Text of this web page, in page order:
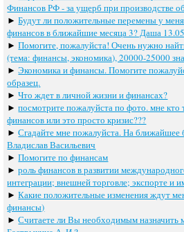
Финансов РФ - за ущерб при производстве
►Будут ли положительные перемены у
финансов в ближайшие месяца 3? Даша
►Помогите, пожалуйста! Очень нужно
(тема: финансы, экономика), 20000-25000
►Экономика и финансы. Помогите
образец.
►Что ждет в личной жизни и финансах?
►посмотрите пожалуйста по фото. мне кто
финансов или это просто кризис???
►Сгадайте мне пожалуйста. На
Владислав Васильевич
►Помогите по финансам
►роль финансов в развитии
интеграции; внешней торговле; экспорте и
►Какие положительные изменения ждут
финансы)
►Считаете ли Вы необходимым